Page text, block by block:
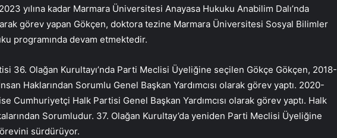
2023 yılına kadar Marmara Üniversitesi Anayasa Hukuku Anabilim Dalı’nda
görev yapan Gökçen, doktora tezine Marmara Üniversitesi Sosyal Bilimler
programında devam etmektedir.
36. Olağan Kurultayı’nda Parti Meclisi Üyeliğine seçilen Gökçe Gökçen, 2018-
Haklarından Sorumlu Genel Başkan Yardımcısı olarak görev yaptı. 2020-
Cumhuriyetçi Halk Partisi Genel Başkan Yardımcısı olarak görev yaptı. Halk
Sorumludur. 37. Olağan Kurultay’da yeniden Parti Meclisi Üyeliğine
sürdürüyor.